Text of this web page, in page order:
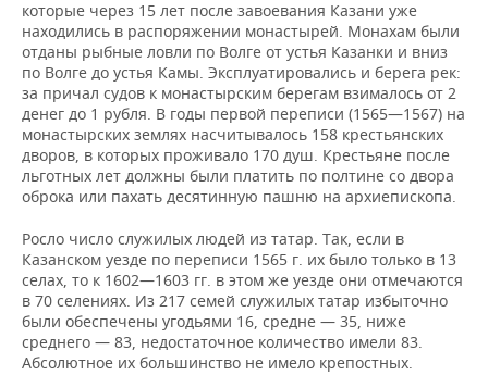
которые через 15 лет после завоевания Казани уже
находились в распоряжении монастырей. Монахам были
отданы рыбные ловли по Волге от устья Казанки и вниз
по Волге до устья Камы. Эксплуатировались и берега рек:
за причал судов к монастырским берегам взималось от 2
денег до 1 рубля. В годы первой переписи (1565—1567) на
монастырских землях насчитывалось 158 крестьянских
дворов, в которых проживало 170 душ. Крестьяне после
льготных лет должны были платить по полтине со двора
оброка или пахать десятинную пашню на архиепископа.
Росло число служилых людей из татар. Так, если в
Казанском уезде по переписи 1565 г. их было только в 13
селах, то к 1602—1603 гг. в этом же уезде они отмечаются
в 70 селениях. Из 217 семей служилых татар избыточно
были обеспечены угодьями 16, средне — 35, ниже
среднего — 83, недостаточное количество имели 83.
Абсолютное их большинство не имело крепостных.